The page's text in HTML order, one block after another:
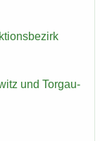
und Tor­gau­